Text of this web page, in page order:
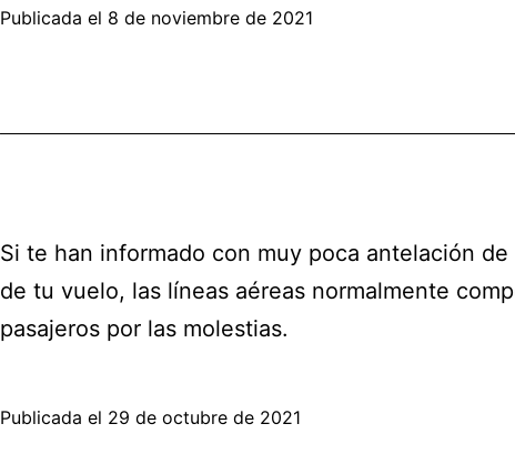
Publicada el 8 de noviembre de 2021
Si te han informado con muy poca antelación
de tu vuelo, las líneas aéreas normalmente
pasajeros por las molestias.
Publicada el 29 de octubre de 2021